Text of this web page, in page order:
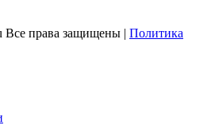
права защищены | Политика